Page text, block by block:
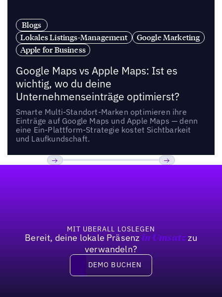
Blogs
Lokales Listings-Management
Google Marketing
Apple for Business
Google Maps vs Apple Maps: Ist es
wichtig, wo du deine
Unternehmenseinträge optimierst?
Smarte Multi-Standort-Marken optimieren ihre
Einträge auf Google Maps und Apple Maps — denn
eine Ein-Plattform-Strategie kostet Sichtbarkeit
und Laufkundschaft.
MIT UBERALL LOSLEGEN
Bereit, deine lokale Präsenz in Umsatzzu
verwandeln?
DEMO BUCHEN
DEMO BUCHEN